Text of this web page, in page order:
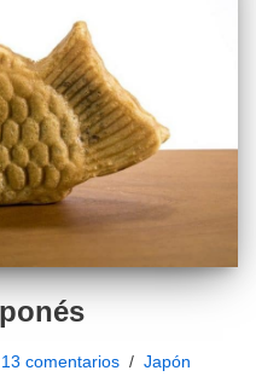
13 comentarios Japón